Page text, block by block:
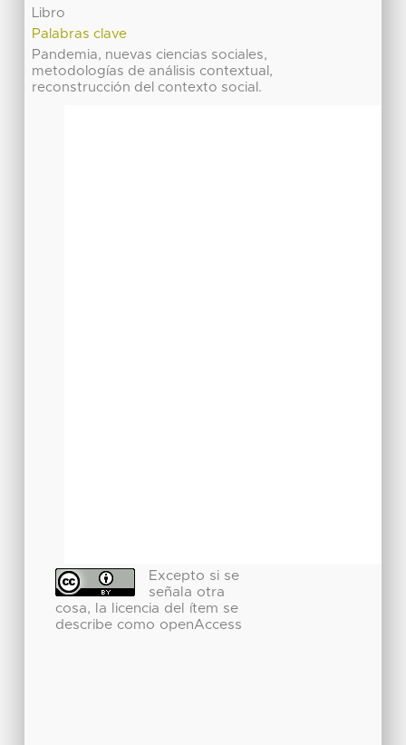
Libro
Palabras clave
Pandemia, nuevas ciencias sociales,
metodologías de análisis contextual,
reconstrucción del contexto social.
Excepto si se
señala otra
cosa, la licencia del ítem se
describe como openAccess